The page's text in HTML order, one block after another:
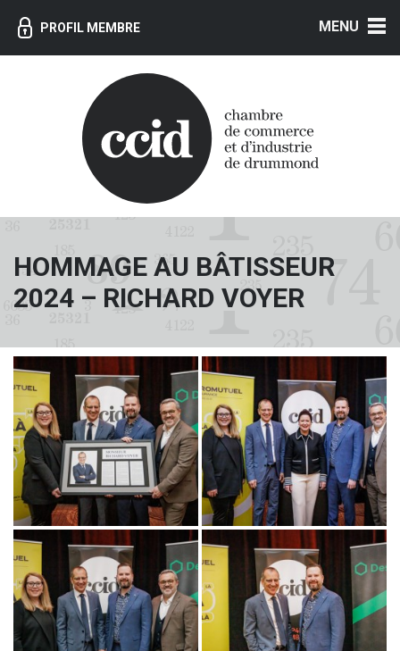
PROFIL MEMBRE
HOMMAGE AU BÂTISSEUR
2024 – RICHARD VOYER
MENU